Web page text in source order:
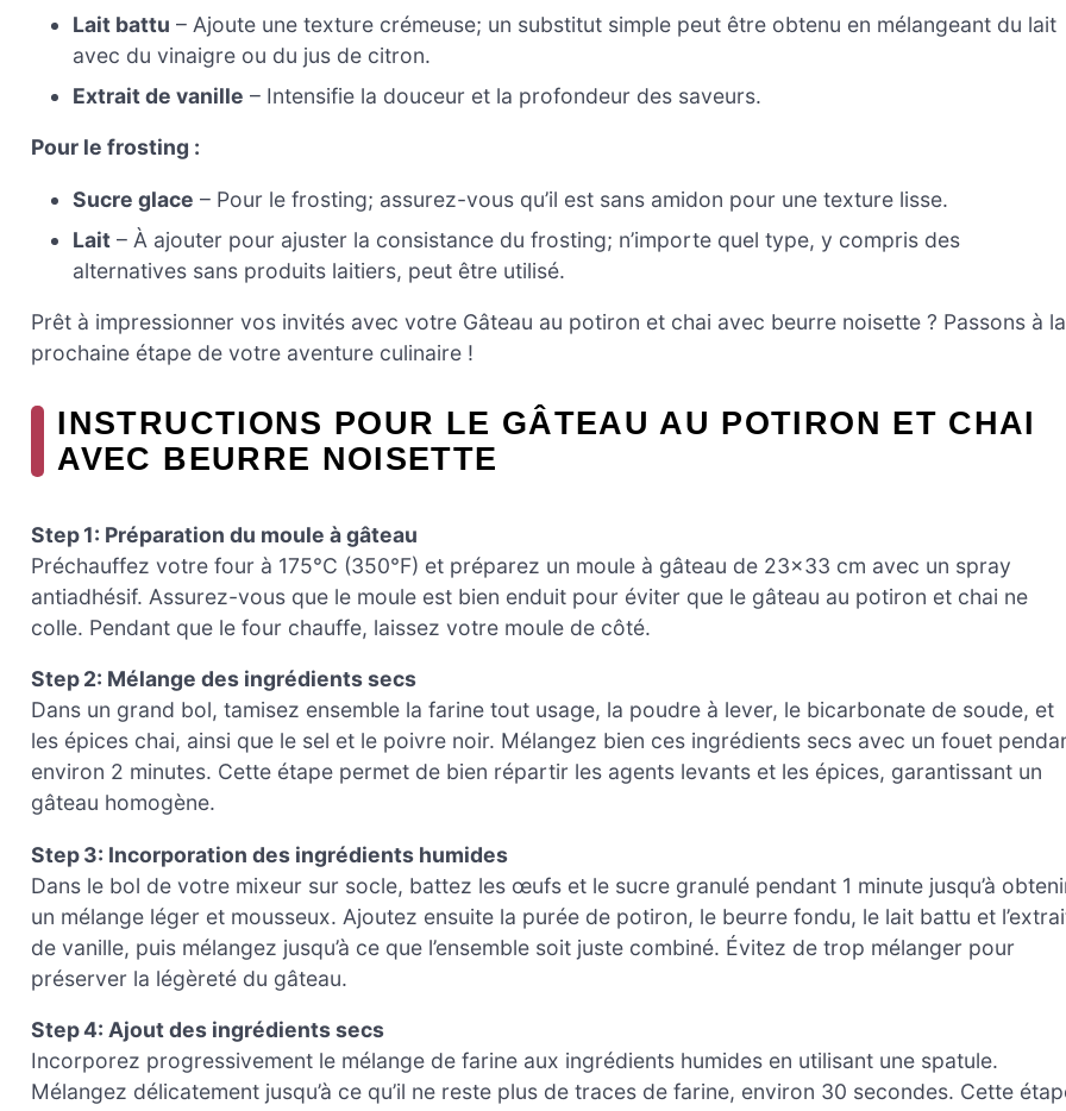
Lait battu – Ajoute une texture crémeuse; un substitut simple peut être obtenu en mélangeant du lait
avec du vinaigre ou du jus de citron.
Extrait de vanille – Intensifie la douceur et la profondeur des saveurs.
Pour le frosting :
Sucre glace – Pour le frosting; assurez-vous qu’il est sans amidon pour une texture lisse.
Lait – À ajouter pour ajuster la consistance du frosting; n’importe quel type, y compris des
alternatives sans produits laitiers, peut être utilisé.
Prêt à impressionner vos invités avec votre Gâteau au potiron et chai avec beurre noisette ? Passons à la
prochaine étape de votre aventure culinaire !
INSTRUCTIONS POUR LE GÂTEAU AU POTIRON ET CHAI
AVEC BEURRE NOISETTE
Step 1: Préparation du moule à gâteau
Préchauffez votre four à 175°C (350°F) et préparez un moule à gâteau de 23×33 cm avec un spray
antiadhésif. Assurez-vous que le moule est bien enduit pour éviter que le gâteau au potiron et chai ne
colle. Pendant que le four chauffe, laissez votre moule de côté.
Step 2: Mélange des ingrédients secs
Dans un grand bol, tamisez ensemble la farine tout usage, la poudre à lever, le bicarbonate de soude, et
les épices chai, ainsi que le sel et le poivre noir. Mélangez bien ces ingrédients secs avec un fouet
environ 2 minutes. Cette étape permet de bien répartir les agents levants et les épices, garantissant un
gâteau homogène.
Step 3: Incorporation des ingrédients humides
Dans le bol de votre mixeur sur socle, battez les œufs et le sucre granulé pendant 1 minute jusqu’à
un mélange léger et mousseux. Ajoutez ensuite la purée de potiron, le beurre fondu, le lait battu et
de vanille, puis mélangez jusqu’à ce que l’ensemble soit juste combiné. Évitez de trop mélanger pour
préserver la légèreté du gâteau.
Step 4: Ajout des ingrédients secs
Incorporez progressivement le mélange de farine aux ingrédients humides en utilisant une spatule.
Mélangez délicatement jusqu’à ce qu’il ne reste plus de traces de farine, environ 30 secondes. Cette